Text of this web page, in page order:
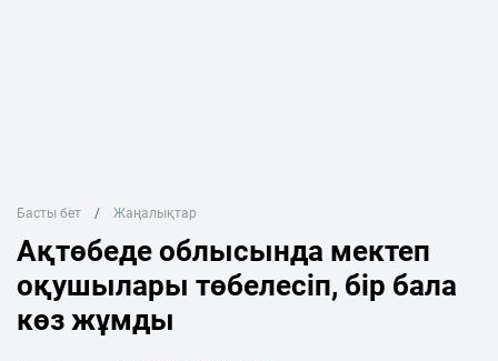
Басты бет Жаңалықтар
Ақтөбеде облысында мектеп
оқушылары төбелесіп, бір бала
көз жұмды